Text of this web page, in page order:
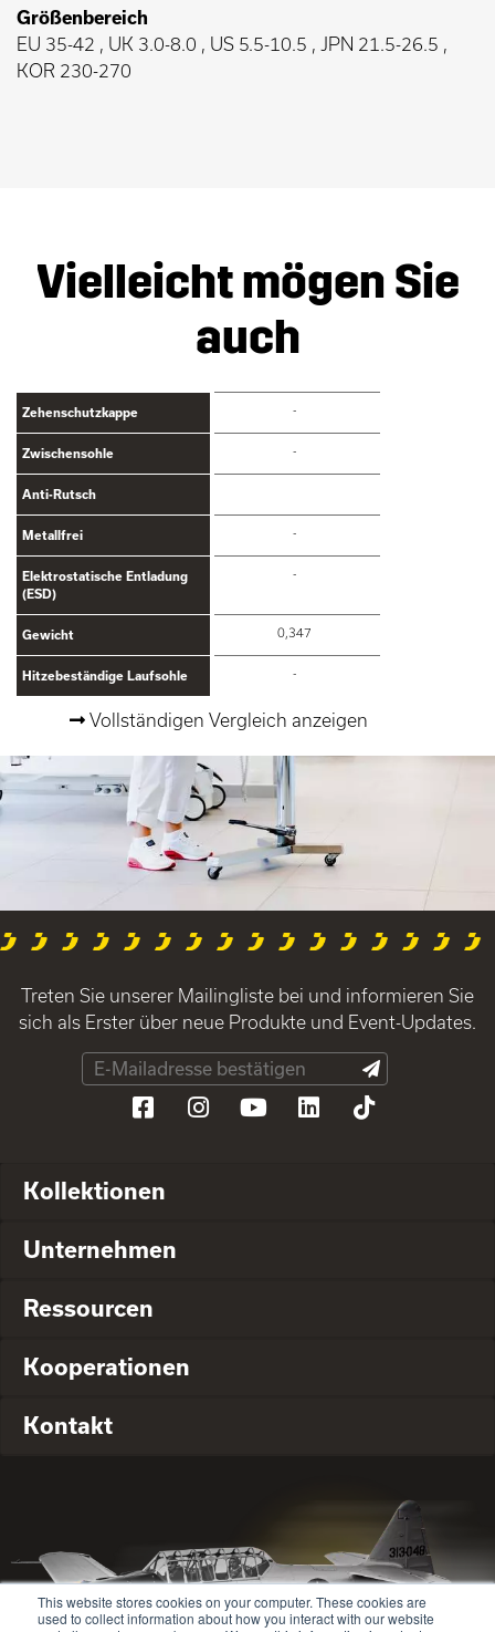
This website stores cookies on your computer. These cookies are
used to collect information about how you interact with our website
Größenbereich
EU 35-42 , UK 3.0-8.0 , US 5.5-10.5 , JPN 21.5-26.5 ,
KOR 230-270
Vielleicht mögen Sie
auch
Zehenschutzkappe -
Zwischensohle -
Anti-Rutsch
Metallfrei -
Elektrostatische Entladung
(ESD)
-
Gewicht 0,347
Hitzebeständige Laufsohle -
Vollständigen Vergleich anzeigen
Treten Sie unserer Mailingliste bei und informieren Sie
sich als Erster über neue Produkte und Event-Updates.
Kollektionen
Unternehmen
Ressourcen
Kooperationen
Kontakt